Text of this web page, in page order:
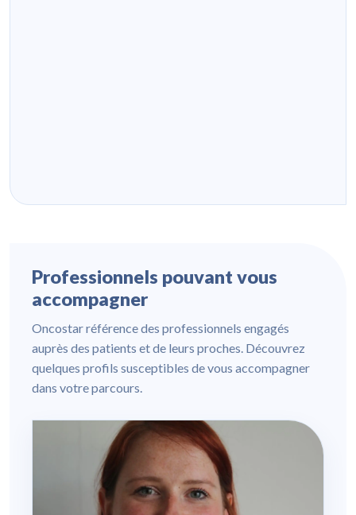
Professionnels pouvant vous
accompagner
Oncostar référence des professionnels engagés
auprès des patients et de leurs proches. Découvrez
quelques profils susceptibles de vous accompagner
dans votre parcours.